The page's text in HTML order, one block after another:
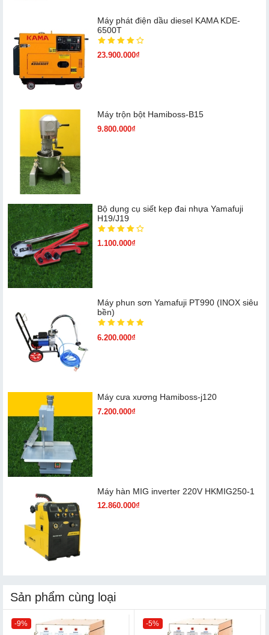
Máy phát điện dầu diesel KAMA KDE-
6500T
23.900.000₫
Máy trộn bột Hamiboss-B15
9.800.000₫
Bộ dụng cụ siết kẹp đai nhựa Yamafuji
H19/J19
1.100.000₫
Máy phun sơn Yamafuji PT990 (INOX siêu
bền)
6.200.000₫
Máy cưa xương Hamiboss-j120
7.200.000₫
Máy hàn MIG inverter 220V HKMIG250-1
12.860.000₫
Sản phẩm cùng loại
-9% -5%